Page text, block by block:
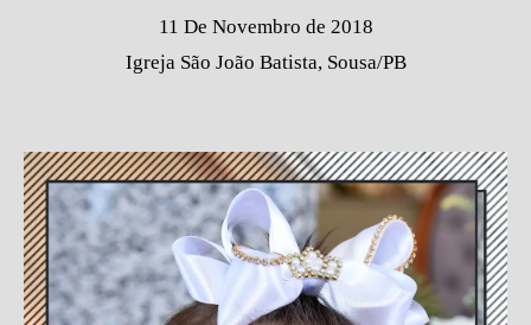
11 De Novembro de 2018
Igreja São João Batista, Sousa/PB